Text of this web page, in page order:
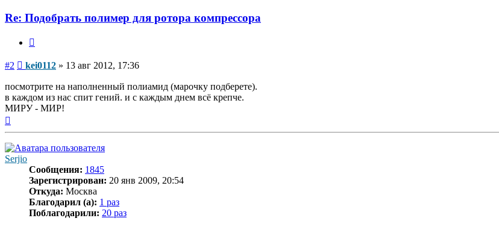
Re: Подобрать полимер для ротора компрессора
#2 Сообщение
kei0112 » 13 авг 2012, 17:36
посмотрите на наполненный полиамид (марочку подберете).
в каждом из нас спит гений. и с каждым днем всё крепче.
МИРУ - МИР!
Serjio
Сообщения: 1845
Зарегистрирован: 20 янв 2009, 20:54
Откуда: Москва
Благодарил (а): 1 раз
Поблагодарили: 20 раз